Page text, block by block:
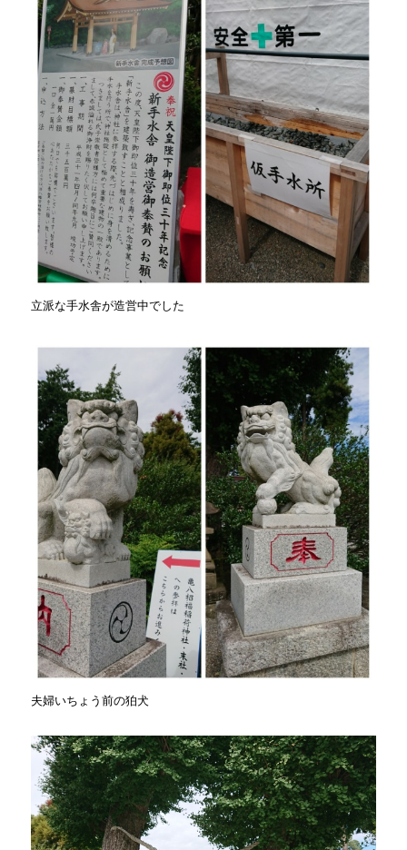
立派な手水舎が造営中でした
夫婦いちょう前の狛犬